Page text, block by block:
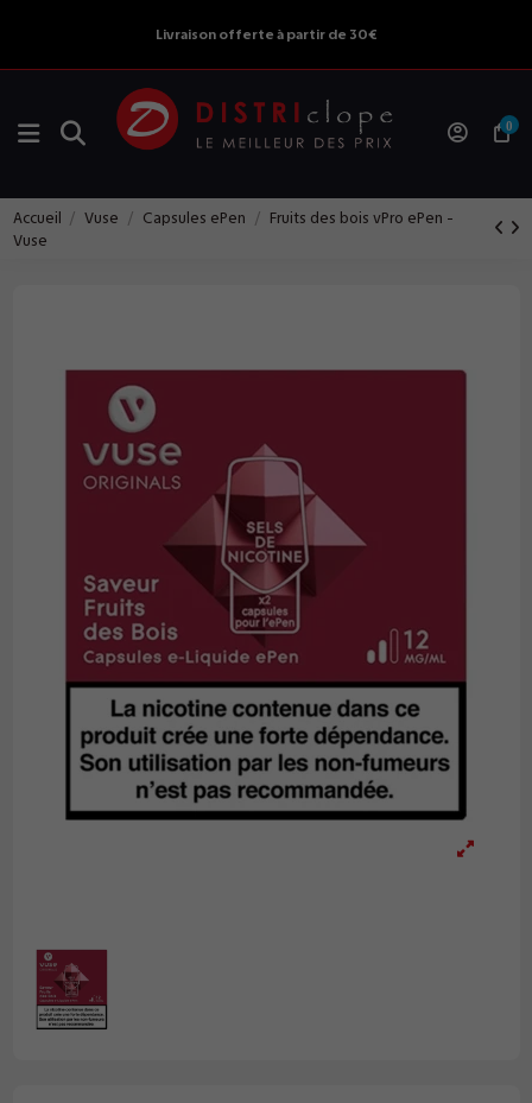
Livraison offerte à partir de 30€
0
Accueil Vuse Capsules ePen
Fruits des bois vPro ePen -
Vuse